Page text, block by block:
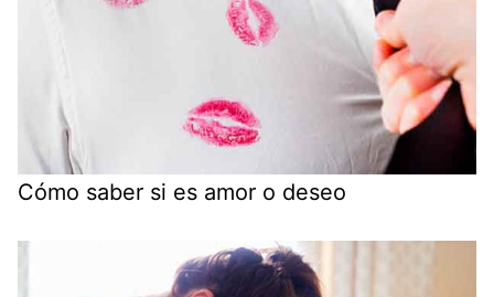
Cómo saber si es amor o deseo